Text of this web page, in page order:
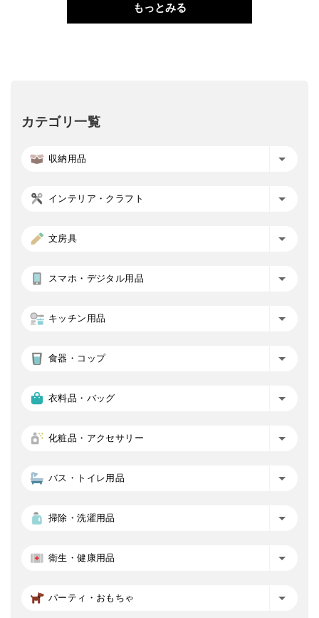
もっとみる
カテゴリ一覧
収納用品
インテリア・クラフト
文房具
スマホ・デジタル用品
キッチン用品
食器・コップ
衣料品・バッグ
化粧品・アクセサリー
バス・トイレ用品
掃除・洗濯用品
衛生・健康用品
パーティ・おもちゃ